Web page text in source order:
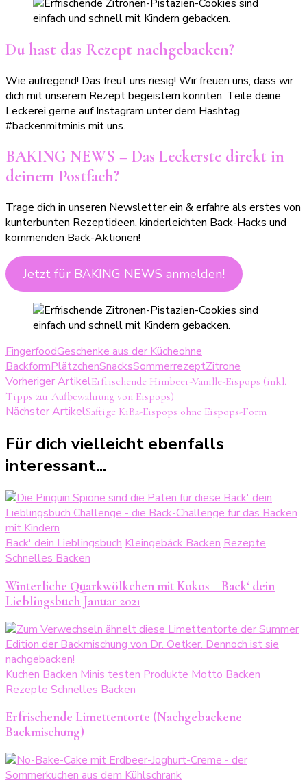
Du hast das Rezept nachgebacken?
Wie aufregend! Das freut uns riesig! Wir freuen uns, dass wir
dich mit unserem Rezept begeistern konnten. Teile deine
Leckerei gerne auf Instagram unter dem Hashtag
#backenmitminis mit uns.
BAKING NEWS – Das Leckerste direkt in
deinem Postfach?
Trage dich in unseren Newsletter ein & erfahre als erstes von
kunterbunten Rezeptideen, kinderleichten Back-Hacks und
kommenden Back-Aktionen!
Jetzt für BAKING NEWS anmelden!
FingerfoodGeschenke aus der Kücheohne
BackformPlätzchenSnacksSommerrezeptZitrone
Beitragsnavigation
Vorheriger ArtikelErfrischende Himbeer-Vanille-Eispops (inkl.
Tipps zur Aufbewahrung von Eispops)
Nächster ArtikelSaftige KiBa-Eispops ohne Eispops-Form
Für dich vielleicht ebenfalls
interessant...
Back' dein Lieblingsbuch Kleingebäck Backen Rezepte
Schnelles Backen
Winterliche Quarkwölkchen mit Kokos – Back‘ dein
Lieblingsbuch Januar 2021
Kuchen Backen Minis testen Produkte Motto Backen
Rezepte Schnelles Backen
Erfrischende Limettentorte (Nachgebackene
Backmischung)